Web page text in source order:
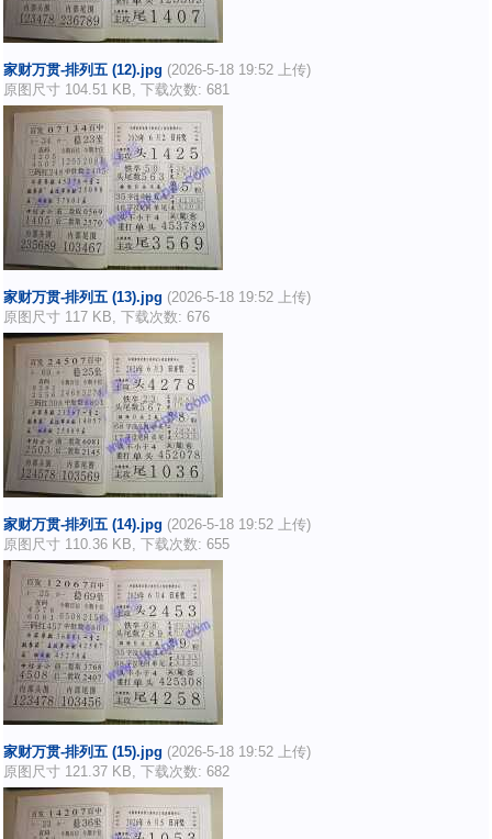
家财万贯-排列五 (12).jpg (2026-5-18 19:52 上传)
原图尺寸 104.51 KB, 下载次数: 681
家财万贯-排列五 (13).jpg (2026-5-18 19:52 上传)
原图尺寸 117 KB, 下载次数: 676
家财万贯-排列五 (14).jpg (2026-5-18 19:52 上传)
原图尺寸 110.36 KB, 下载次数: 655
家财万贯-排列五 (15).jpg (2026-5-18 19:52 上传)
原图尺寸 121.37 KB, 下载次数: 682